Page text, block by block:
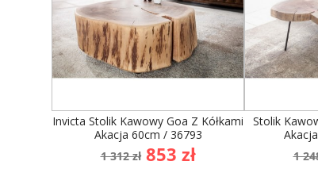
Invicta Stolik Kawowy Goa Z Kółkami
Akacja 60cm / 36793
Cena
podstawowa
1 312 zł Cena
853 zł
Stolik
1